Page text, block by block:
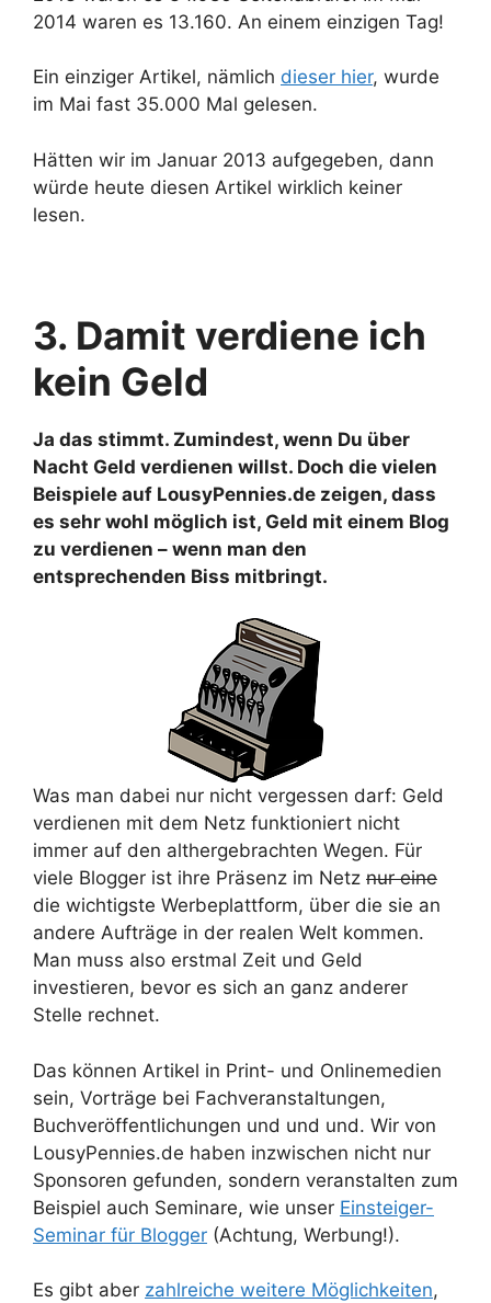
2014 waren es 13.160. An einem einzigen Tag!
Ein einziger Artikel, nämlich dieser hier, wurde
im Mai fast 35.000 Mal gelesen.
Hätten wir im Januar 2013 aufgegeben, dann
würde heute diesen Artikel wirklich keiner
lesen.
3. Damit verdiene ich
kein Geld
Ja das stimmt. Zumindest, wenn Du über
Nacht Geld verdienen willst. Doch die vielen
Beispiele auf LousyPennies.de zeigen, dass
es sehr wohl möglich ist, Geld mit einem Blog
zu verdienen – wenn man den
entsprechenden Biss mitbringt.
Was man dabei nur nicht vergessen darf: Geld
verdienen mit dem Netz funktioniert nicht
immer auf den althergebrachten Wegen. Für
viele Blogger ist ihre Präsenz im Netz nur eine
die wichtigste Werbeplattform, über die sie an
andere Aufträge in der realen Welt kommen.
Man muss also erstmal Zeit und Geld
investieren, bevor es sich an ganz anderer
Stelle rechnet.
Das können Artikel in Print- und Onlinemedien
sein, Vorträge bei Fachveranstaltungen,
Buchveröffentlichungen und und und. Wir von
LousyPennies.de haben inzwischen nicht nur
Sponsoren gefunden, sondern veranstalten zum
Beispiel auch Seminare, wie unser Einsteiger-
Seminar für Blogger (Achtung, Werbung!).
Es gibt aber zahlreiche weitere Möglichkeiten,